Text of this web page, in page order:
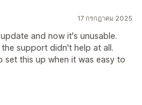
17 กรกฎาคม 2025
and now it's unusable.
support didn't help at all.
set this up when it was easy to